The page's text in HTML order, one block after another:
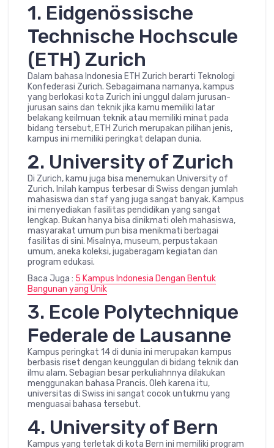
1. Eidgenössische
Technische Hochscule
(ETH) Zurich
Dalam bahasa Indonesia ETH Zurich berarti Teknologi
Konfederasi Zurich. Sebagaimana namanya, kampus
yang berlokasi kota Zurich ini unggul dalam jurusan-
jurusan sains dan teknik jika kamu memiliki latar
belakang keilmuan teknik atau memiliki minat pada
bidang tersebut, ETH Zurich merupakan pilihan jenis,
kampus ini memiliki peringkat delapan dunia.
2. University of Zurich
Di Zurich, kamu juga bisa menemukan University of
Zurich. Inilah kampus terbesar di Swiss dengan jumlah
mahasiswa dan staf yang juga sangat banyak. Kampus
ini menyediakan fasilitas pendidikan yang sangat
lengkap. Bukan hanya bisa dinikmati oleh mahasiswa,
masyarakat umum pun bisa menikmati berbagai
fasilitas di sini. Misalnya, museum, perpustakaan
umum, aneka koleksi, jugaberagam kegiatan dan
program edukasi.
Baca Juga : 5 Kampus Indonesia Dengan Bentuk
Bangunan yang Unik
3. Ecole Polytechnique
Federale de Lausanne
Kampus peringkat 14 di dunia ini merupakan kampus
berbasis riset dengan keunggulan di bidang teknik dan
ilmu alam. Sebagian besar perkuliahnnya dilakukan
menggunakan bahasa Prancis. Oleh karena itu,
universitas di Swiss ini sangat cocok untukmu yang
menguasai bahasa tersebut.
4. University of Bern
Kampus yang terletak di kota Bern ini memiliki program